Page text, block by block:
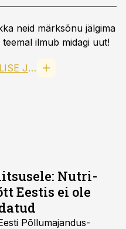
neid märksõnu jälgima
ilmub midagi uut!
TARBIJAKAITSE JA TEHNILISE JÄRELEVALVE AMET
Nutri-
Eestis ei ole
Põllumajandus-